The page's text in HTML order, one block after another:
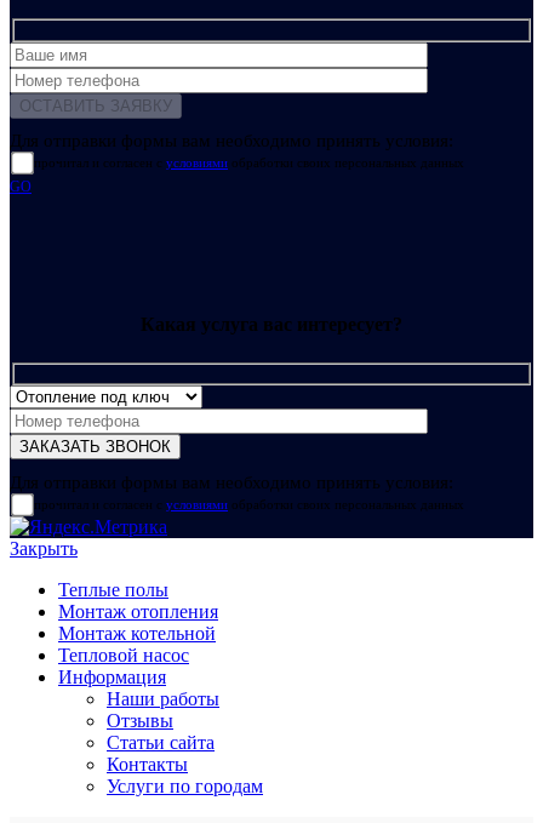
Для отправки формы вам необходимо принять условия:
прочитал и согласен с условиями обработки своих персональных данных
GO
Какая услуга вас интересует?
Для отправки формы вам необходимо принять условия:
прочитал и согласен с условиями обработки своих персональных данных
Закрыть
Теплые полы
Монтаж отопления
Монтаж котельной
Тепловой насос
Информация
Наши работы
Отзывы
Статьи сайта
Контакты
Услуги по городам